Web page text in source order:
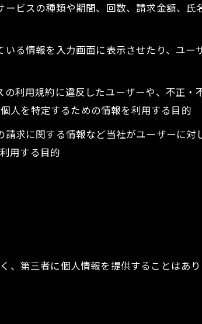
ビスの種類や期間、回数、請求金額、氏
る情報を入力画面に表示させたり、ユー
利用規約に違反したユーザーや、不正・
人を特定するための情報を利用する目的
求に関する情報など当社がユーザーに対
用する目的
、第三者に個人情報を提供することはあ